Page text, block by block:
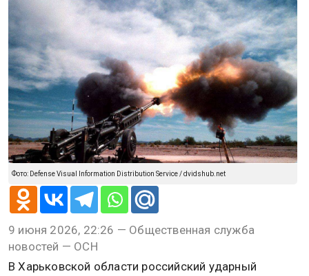
Фото: Defense Visual Information Distribution Service / dvidshub.net
9 июня 2026, 22:26 — Общественная служба
новостей — ОСН
В Харьковской области российский ударный